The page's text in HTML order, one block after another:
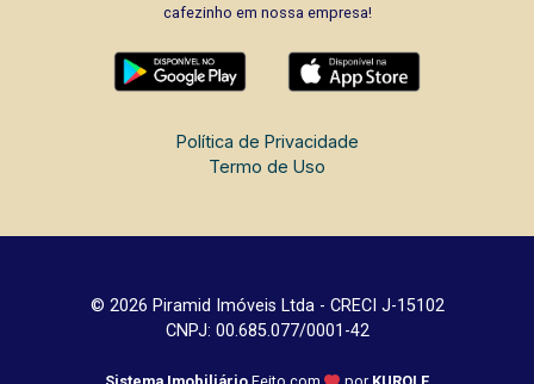
cafezinho em nossa empresa!
Política de Privacidade
Termo de Uso
© 2026 Piramid Imóveis Ltda - CRECI J-15102
CNPJ: 00.685.077/0001-42